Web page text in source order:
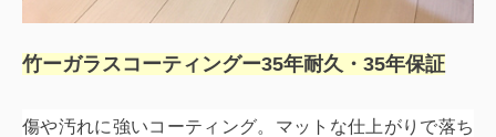
竹ーガラスコーティングー35年耐久・ 35年保証
傷や汚れに強いコーティング。マットな仕上がりで落ち